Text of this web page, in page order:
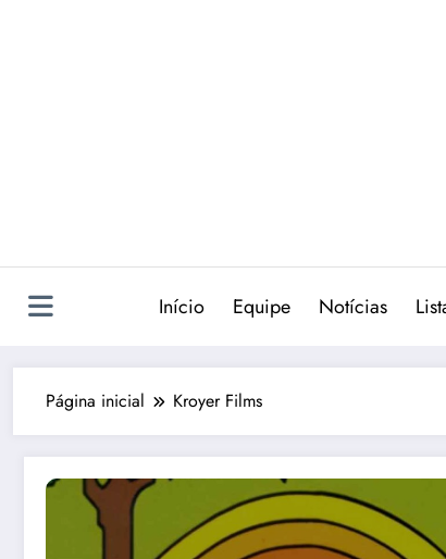
Início Equipe Notícias
Página inicial Kroyer Films